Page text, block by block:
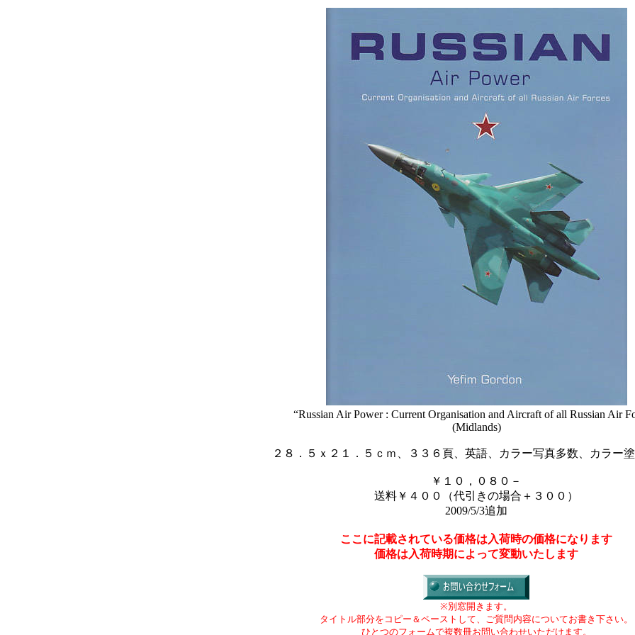
“Russian Air Power : Current Organisation and Aircraft of all Russian Air
(Midlands)
２８．５ｘ２１．５ｃｍ、３３６頁、英語、カラー写真多数、カラー
￥１０，０８０－
送料￥４００（代引きの場合＋３００ ）
2009/5/3追加
ここに記載されている価格は入荷時の価格になります
価格は入荷時期によって変動いたします
※別窓開きます。
タイトル部分をコピー＆ペーストして、ご質問内容についてお書き下さい。
ひとつのフォームで複数冊お問い合わせいただけます。